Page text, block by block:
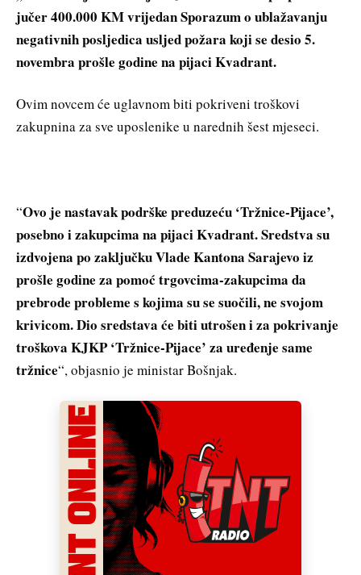
jučer 400.000 KM vrijedan Sporazum o ublažavanju
negativnih posljedica usljed požara koji se desio 5.
novembra prošle godine na pijaci Kvadrant.
Ovim novcem će uglavnom biti pokriveni troškovi
zakupnina za sve uposlenike u narednih šest mjeseci.
“Ovo je nastavak podrške preduzeću ‘Tržnice-Pijace’,
posebno i zakupcima na pijaci Kvadrant. Sredstva su
izdvojena po zaključku Vlade Kantona Sarajevo iz
prošle godine za pomoć trgovcima-zakupcima da
prebrode probleme s kojima su se suočili, ne svojom
krivicom. Dio sredstava će biti utrošen i za pokrivanje
troškova KJKP ‘Tržnice-Pijace’ za uređenje same
tržnice“, objasnio je ministar Bošnjak.